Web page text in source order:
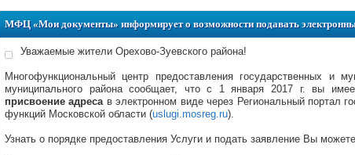
МФЦ «Мои документы» информирует о возможности подавать
Уважаемые жители Орехово-Зуевского района!
Многофункциональный центр предоставления государственных и
муниципального района сообщает, что с 1 января 2017 г. вы
присвоение адресав электронном виде через Региональный портал
функций Московской области (uslugi.mosreg.ru).
Узнать о порядке предоставления Услуги и подать заявление Вы можете